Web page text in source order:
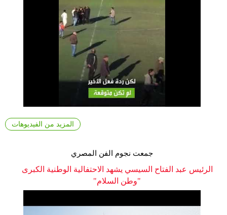
المزيد من الفيديوهات
جمعت نجوم الفن المصري
الرئيس عبد الفتاح السيسي يشهد الاحتفالية الوطنية الكبرى
"وطن السلام"